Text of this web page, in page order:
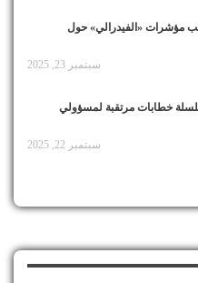
مؤشرات «الفيدرالي» حول
سبتمبر 23, 2025
خطابات مرتقبة لمسؤولي
سبتمبر 22, 2025